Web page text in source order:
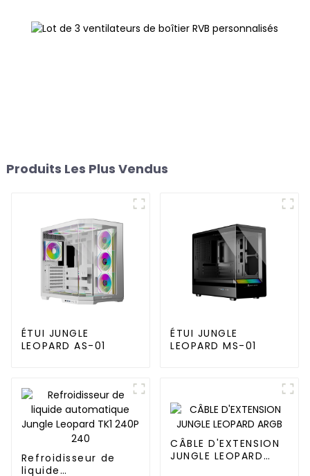
Produits Les Plus Vendus
ÉTUI JUNGLE
LEOPARD AS-01
ÉTUI JUNGLE
LEOPARD MS-01
Refroidisseur de
liquide
CÂBLE D'EXTENSION
JUNGLE LEOPARD